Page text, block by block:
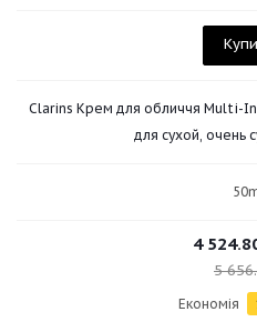
Clarins Крем для обличчя Multi-
для сухой, очень
4
5
Економія